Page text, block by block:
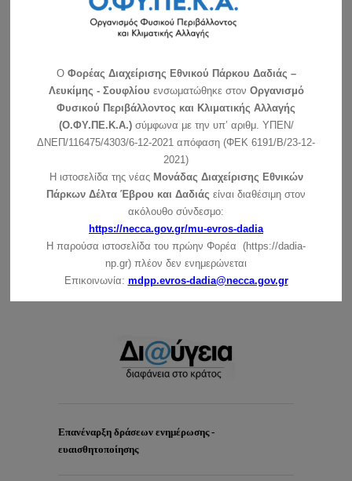
Ανακοίνωση για τη λειτουργία του Κέντρου Ενημέρωσης –
το Κέντρο …συνέχεια »
Ανακοίνωση για τη λειτουργία του ΚΕ την Πρωτοχρονιά
συνέχεια »
Ευχές για τις γιορτές των Χριστουγέννων και της
Πρωτοχρονιάς
συνέχεια »
Ανακοίνωση για τις ημέρες των Χριστουγέννων (25 –
26/12/2021)
Επανέναρξη δράσεων ενημέρωσης -
ευαισθητοποίησης
O Φορέας Διαχείρισης Εθνικού Πάρκου Δαδιάς –
Λευκίμης - Σουφλίου ενσωματώθηκε στον Οργανισμό
Φυσικού Περιβάλλοντος και Κλιματικής Αλλαγής
(Ο.ΦΥ.ΠΕ.Κ.Α.)σύμφωνα με την υπ’ αριθμ. ΥΠΕΝ/
ΔΝΕΠ/116475/4303/6-12-2021 απόφαση (ΦΕΚ 6191/Β/23-12-
2021)
Η ιστοσελίδα της νέας Μονάδας Διαχείρισης Εθνικών
Πάρκων Δέλτα Έβρου και Δαδιάς είναι διαθέσιμη στον
ακόλουθο σύνδεσμο:
https://necca.gov.gr/mu-evros-dadia
Η παρούσα ιστοσελίδα του πρώην Φορέα (https://dadia-
np.gr) πλέον δεν ενημερώνεται
Επικοινωνία: mdpp.evros-dadia@necca.gov.gr